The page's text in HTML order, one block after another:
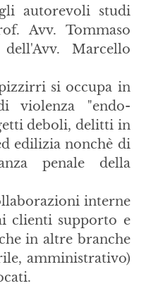
autorevoli studi
Avv. Tommaso
Marcello
si occupa in
violenza "endo-
deboli, delitti in
edilizia nonchè di
penale della
interne
clienti supporto e
in altre branche
amministrativo)